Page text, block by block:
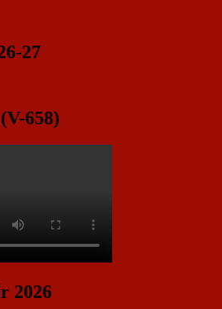
27
658)
2026